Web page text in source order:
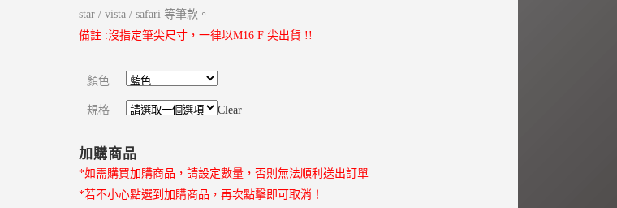
star / vista / safari 等筆款。
備註 :沒指定筆尖尺寸，一律以M16 F 尖出貨 !!
顏色
規格 Clear
加購商品
*如需購買加購商品，請設定數量，否則無法順利送出訂單
*若不小心點選到加購商品，再次點擊即可取消！